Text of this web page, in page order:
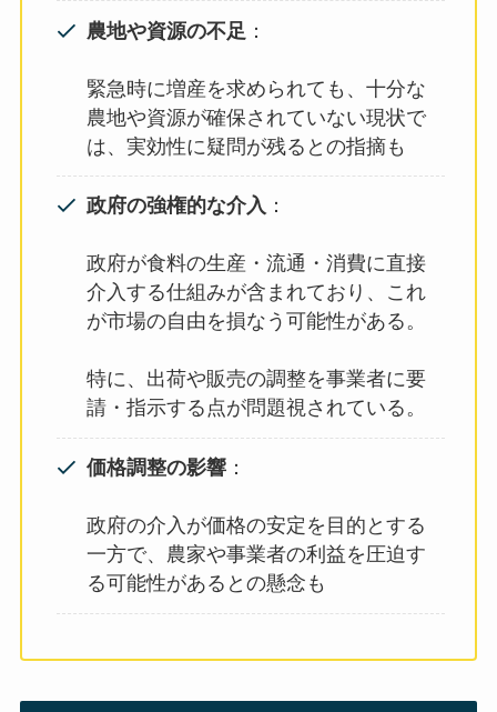
農地や資源の不足 ：
緊急時に増産を求められても、十分な
農地や資源が確保されていない現状で
は、実効性に疑問が残るとの指摘も
政府の強権的な介入 ：
政府が食料の生産・流通・消費に直接
介入する仕組みが含まれており、これ
が市場の自由を損なう可能性がある。
特に、出荷や販売の調整を事業者に要
請・指示する点が問題視されている。
価格調整の影響 ：
政府の介入が価格の安定を目的とする
一方で、農家や事業者の利益を圧迫す
る可能性があるとの懸念も